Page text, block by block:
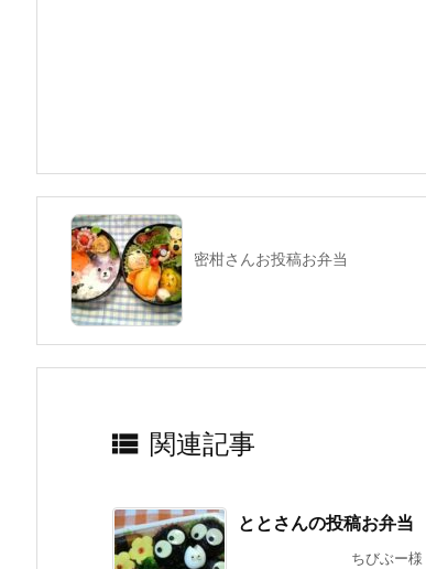
k
密柑さんお投稿お弁当
 関連記事
ととさんの投稿お弁当
ちびぶー様 四月も